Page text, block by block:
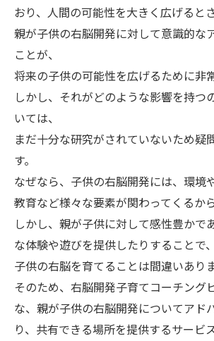
おり、人間の可能性を大きく広げると
親が子供の右脳開発に対して意識的な
ことが、
将来の子供の可能性を広げるために非
しかし、それがどのような影響を持つ
いては、
まだ十分な研究がされていないため疑
す。
なぜなら、子供の右脳開発には、環境
教育など様々な要素が関わってくるから
しかし、親が子供に対して感性豊かで
な体験や遊びを提供したりすることで、
子供の右脳を育てることは間違いあり
そのため、右脳開発子育てコーチング
な、親が子供の右脳開発についてアド
り、共有できる場所を提供するサービ